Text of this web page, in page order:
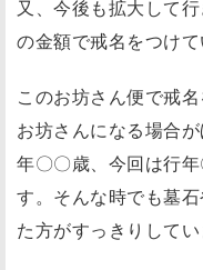
又、今後も拡大して
の金額で戒名をつけて
このお坊さん便で戒
お坊さんになる場合
年〇〇歳、今回は行
す。そんな時でも墓
た方がすっきりしてい